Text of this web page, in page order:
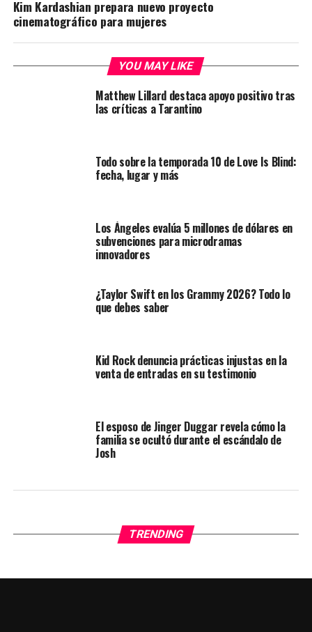
Kim Kardashian prepara nuevo proyecto
cinematográfico para mujeres
YOU MAY LIKE
Matthew Lillard destaca apoyo positivo tras
las críticas a Tarantino
Todo sobre la temporada 10 de Love Is Blind:
fecha, lugar y más
Los Ángeles evalúa 5 millones de dólares en
subvenciones para microdramas
innovadores
¿Taylor Swift en los Grammy 2026? Todo lo
que debes saber
Kid Rock denuncia prácticas injustas en la
venta de entradas en su testimonio
El esposo de Jinger Duggar revela cómo la
familia se ocultó durante el escándalo de
Josh
TRENDING